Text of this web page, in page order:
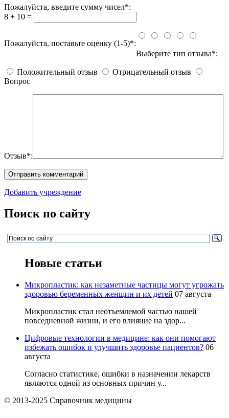
Пожалуйста, введите сумму чисел*:
8 + 10 =
Пожалуйста, поставьте оценку (1-5)*:
Выберите тип отзыва*:
Положительный отзыв
Отрицательный отзыв
Вопрос
Отзыв*:
Добавить учреждение
Поиск по сайту
Новые статьи
Микропластик: как незаметные частицы могут угрожать
здоровью беременных женщин и их детей 07 августа
Микропластик стал неотъемлемой частью нашей
повседневной жизни, и его влияние на здор...
Цифровые технологии в медицине: как они помогают
избежать ошибок и улучшить здоровье пациентов? 06
августа
Согласно статистике, ошибки в назначении лекарств
являются одной из основных причин у...
© 2013-2025 Справочник медицины